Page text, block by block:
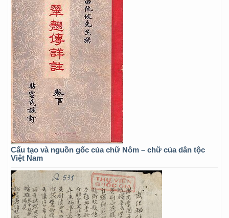
Cấu tạo và nguồn gốc của chữ Nôm – chữ của dân tộc
Việt Nam